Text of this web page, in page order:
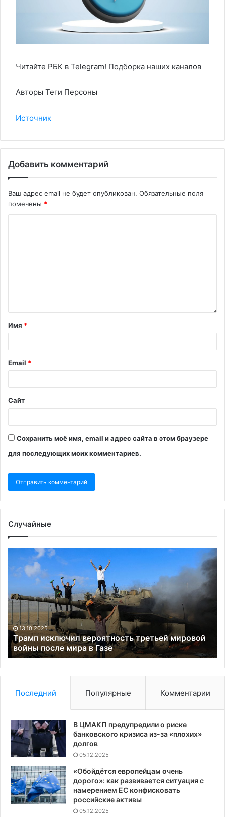
Читайте РБК в Telegram! Подборка наших каналов
Авторы Теги Персоны
Источник
Добавить комментарий
Ваш адрес email не будет опубликован. Обязательные поля
помечены *
Имя *
Email *
Сайт
Сохранить моё имя, email и адрес сайта в этом браузере
для последующих моих комментариев.
Случайные
исключил
вероятность
мировой
войны
после
мира
Газе
13.10.2025
Трамп исключил вероятность третьей мировой
войны после мира в Газе
Последний Популярные Комментарии
В ЦМАКП предупредили о риске
банковского кризиса из-за «плохих»
долгов
05.12.2025
«Обойдётся европейцам очень
дорого»: как развивается ситуация с
намерением ЕС конфисковать
российские активы
05.12.2025